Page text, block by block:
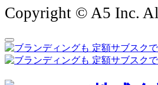
Copyright © A5 Inc.